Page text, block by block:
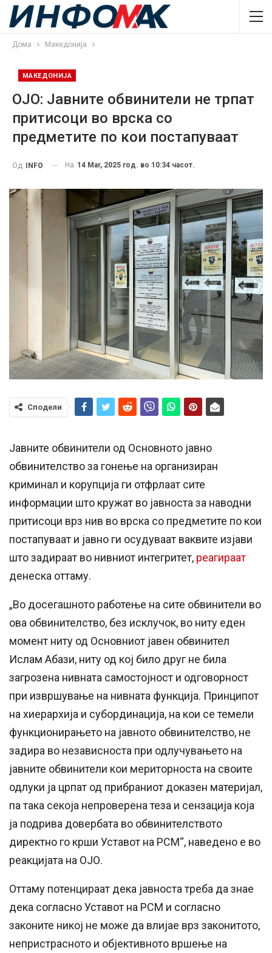
Дома Македонија
МАКЕДОНИЈА
OJO: Jaвните обвинители не трпат
притисоци во врска со
предметите по кои постапуваат
Од INFO На 14 Mar, 2025 год. во 10:34 часот.
Сподели
Јавните обвинители од Основното јавно
обвинителство за гонење на организиран
криминал и корупција ги отфрлаат сите
информации што кружат во јавноста за наводни
притисоци врз нив во врска со предметите по кои
постапуваат и јавно ги осудуваат ваквите изјави
што задираат во нивниот интегритет, реагираат
денеска оттаму.
„Во досегашното работење на сите обвинители во
ова обвинителство, без исклучок, во ниту еден
момент ниту од Основниот јавен обвинител
Ислам Абази, ниту од кој било друг не била
загрозена нивната самостојност и одговорност
при извршување на нивната функција. Принципот
на хиерархија и субординација, на кои се темели
функционирањето на јавното обвинителство, не
задира во независноста при одлучувањето на
јавните обвинители кои мериторноста на своите
одлуки ја црпат од прибраниот доказен материјал,
па така секоја непроверена теза и сензација која
ја подрива довербата во обвинителството
директно го крши Уставот на РСМ“, наведено е во
реакцијата на ОЈО.
Оттаму потенцираат дека јавноста треба да знае
дека согласно Уставот на РСМ и согласно
законите никој не може да влијае врз законитото,
непристрасното и објективното вршење на